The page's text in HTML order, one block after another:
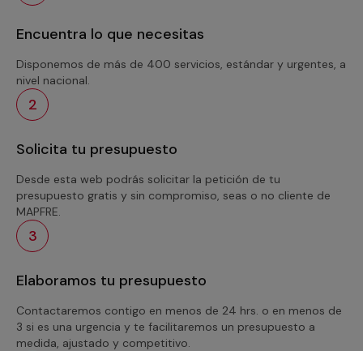
Encuentra lo que necesitas
Disponemos de más de 400 servicios, estándar y urgentes, a
nivel nacional.
2
Solicita tu presupuesto
Desde esta web podrás solicitar la petición de tu
presupuesto gratis y sin compromiso, seas o no cliente de
MAPFRE.
3
Elaboramos tu presupuesto
Contactaremos contigo en menos de 24 hrs. o en menos de
3 si es una urgencia y te facilitaremos un presupuesto a
medida, ajustado y competitivo.